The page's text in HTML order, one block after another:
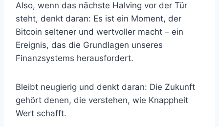
Also, wenn das nächste Halving vor der Tür
steht, denkt daran: Es ist ein Moment, der
Bitcoin seltener und wertvoller macht – ein
Ereignis, das die Grundlagen unseres
Finanzsystems herausfordert.
Bleibt neugierig und denkt daran: Die Zukunft
gehört denen, die verstehen, wie Knappheit
Wert schafft.